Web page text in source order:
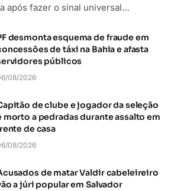
após fazer o sinal universal…
desmonta esquema de fraude em
de táxi na Bahia e afasta
públicos
08/2026
de clube e jogador da seleção
morto a pedradas durante assalto em
de casa
08/2026
de matar Valdir cabeleireiro
a júri popular em Salvador